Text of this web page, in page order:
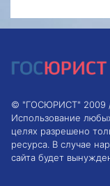
© "ГОСЮРИСТ" 2009 /
Использование
целях разрешено
ресурса. В случае
сайта будет